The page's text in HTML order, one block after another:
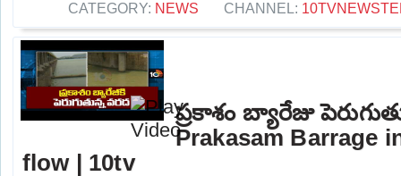
CATEGORY: NEWS CHANNEL:
ప్రకాశం బ్యారేజు
Prakasam Barrage
flow | 10tv